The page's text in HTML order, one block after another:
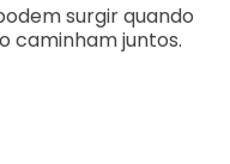
surgir quando
caminham juntos.